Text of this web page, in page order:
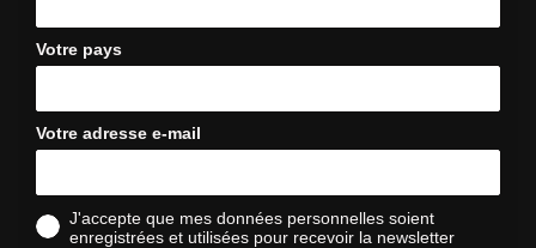
Votre pays
Votre adresse e-mail
J'accepte que mes données personnelles soient
enregistrées et utilisées pour recevoir la newsletter